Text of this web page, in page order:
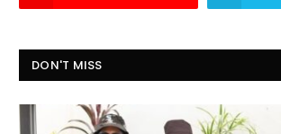
DON'T MISS